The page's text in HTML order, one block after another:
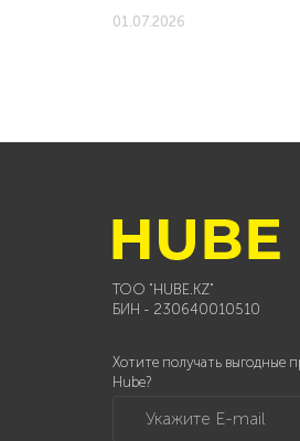
01.07.2026
ТОО "HUBE.KZ"
БИН - 230640010510
Хотите получать выгодные
Hube?
Укажите E-mail